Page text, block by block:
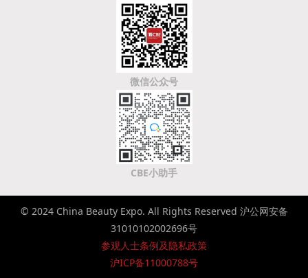
微信公众号
CBE小助手
© 2024 China Beauty Expo. All Rights Reserved 沪公网安备
31010102002696号
参观人士条例及隐私政策
沪ICP备11000788号